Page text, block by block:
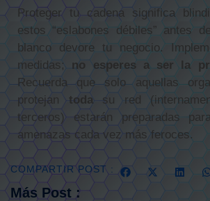
Proteger tu cadena significa
estos “eslabones débiles” antes
blanco devore tu negocio.
medidas; no esperes a ser la
Recuerda que solo aquellas
protejan todasu red
terceros) estarán preparadas
amenazas cada vez más feroces.
COMPARTIR POST :
Más Post :